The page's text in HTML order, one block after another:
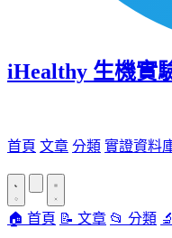
iHealthy 生機實
首頁 文章 分類 實證資料
🏠 首頁 📝 文章 📂 分類